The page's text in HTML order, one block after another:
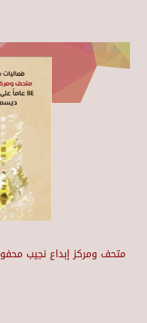
متحف ومركز إبداع نجيب محفوظ ١١٤ عاماً على ميلاد صاحب